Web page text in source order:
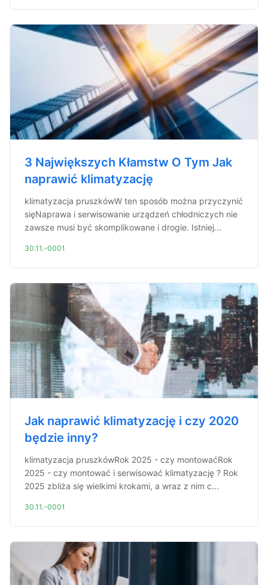
3 Największych Kłamstw O Tym Jak
naprawić klimatyzację
klimatyzacja pruszkówW ten sposób można przyczynić
sięNaprawa i serwisowanie urządzeń chłodniczych nie
zawsze musi być skomplikowane i drogie. Istniej...
30.11.-0001
Jak naprawić klimatyzację i czy 2020
będzie inny?
klimatyzacja pruszkówRok 2025 - czy montowaćRok
2025 - czy montować i serwisować klimatyzację ? Rok
2025 zbliża się wielkimi krokami, a wraz z nim c...
30.11.-0001